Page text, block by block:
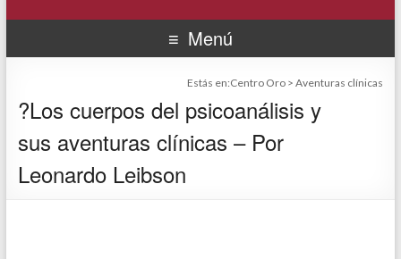
Menú
Estás en:Centro Oro >Aventuras clínicas
?Los cuerpos del psicoanálisis y
sus aventuras clínicas – Por
Leonardo Leibson